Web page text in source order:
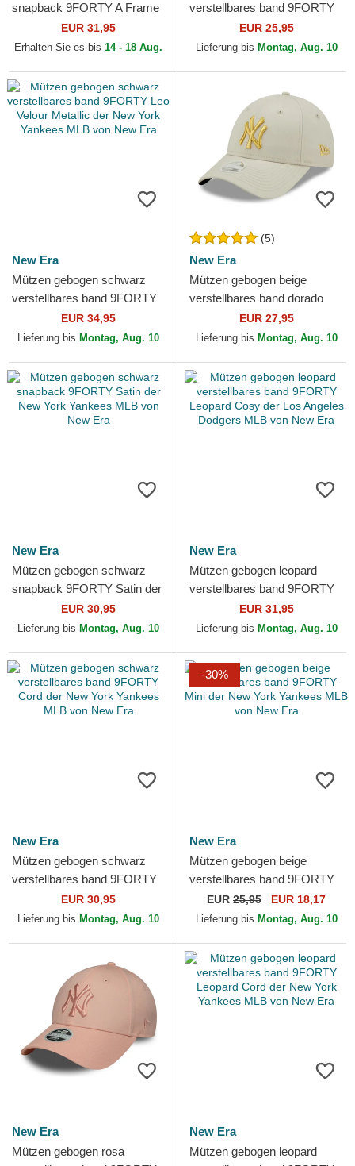
snapback 9FORTY A Frame
Floral der Los Angeles
Dodgers MLB von New Era
EUR 31,95
Erhalten Sie es bis 14 - 18 Aug.
verstellbares band 9FORTY
League Essential der New
York Yankees MLB von New
EUR 25,95
Lieferung bis Montag, Aug. 10
New Era
Mützen gebogen schwarz
verstellbares band 9FORTY
Leo Velour Metallic der New
York Yankees MLB von...
EUR 34,95
Lieferung bis Montag, Aug. 10
(5)
New Era
Mützen gebogen beige
verstellbares band dorado
9FORTY Metallic der New
York Yankees MLB von New
EUR 27,95
Lieferung bis Montag, Aug. 10
New Era
Mützen gebogen schwarz
snapback 9FORTY Satin der
New York Yankees MLB von
New Era
EUR 30,95
Lieferung bis Montag, Aug. 10
New Era
Mützen gebogen leopard
verstellbares band 9FORTY
Leopard Cosy der Los
Angeles Dodgers MLB von
EUR 31,95
Lieferung bis Montag, Aug. 10
New Era
Mützen gebogen schwarz
verstellbares band 9FORTY
Cord der New York Yankees
MLB von New Era
EUR 30,95
Lieferung bis Montag, Aug. 10
-30%
New Era
Mützen gebogen beige
verstellbares band 9FORTY
Mini der New York Yankees
MLB von New Era
EUR 25,95 EUR 18,17
Lieferung bis Montag, Aug. 10
New Era
Mützen gebogen rosa
New Era
Mützen gebogen leopard